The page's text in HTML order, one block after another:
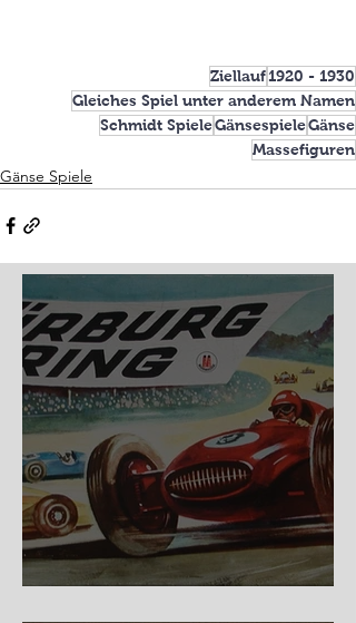
Ziellauf1920 - 1930
Gleiches Spiel unter anderem Namen
Schmidt SpieleGänsespieleGänse
Massefiguren
Gänse Spiele